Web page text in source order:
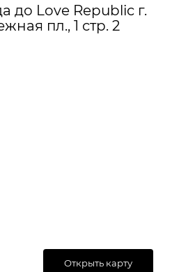
до Love Republic г.
пл., 1 стр. 2
Открыть карту